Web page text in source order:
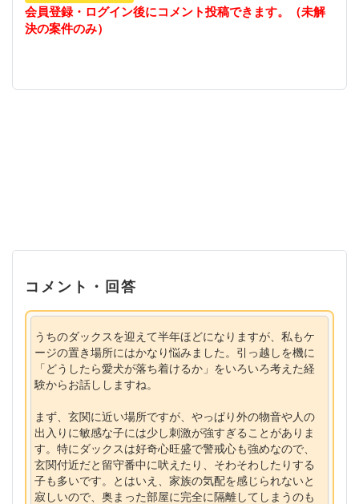
会員登録・ログイン後にコメント投稿できます。（未解
決の案件のみ）
コメント・回答
うちのダックスを迎えて半年ほどになりますが、私もケ
ージの置き場所にはかなり悩みました。引っ越しを機に
「どうしたら愛犬が落ち着けるか」をいろいろ考えた経
験からお話ししますね。
まず、玄関に近い場所ですが、やっぱり外の物音や人の
出入りに敏感な子には少し刺激が強すぎることがありま
す。特にダックスは好奇心旺盛で警戒心も強めなので、
玄関付近だと留守番中に吠えたり、そわそわしたりする
子も多いです。とはいえ、家族の気配を感じられないと
寂しいので、奥まった部屋に完全に隔離してしまうのも